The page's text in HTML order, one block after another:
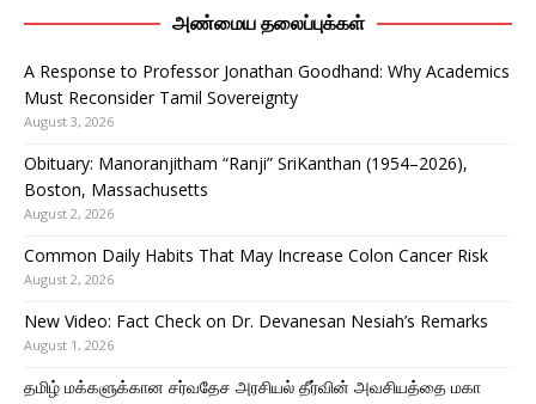
அண்மைய தலைப்புக்கள்
A Response to Professor Jonathan Goodhand: Why Academics
Must Reconsider Tamil Sovereignty
August 3, 2026
Obituary: Manoranjitham “Ranji” SriKanthan (1954–2026),
Boston, Massachusetts
August 2, 2026
Common Daily Habits That May Increase Colon Cancer Risk
August 2, 2026
New Video: Fact Check on Dr. Devanesan Nesiah’s Remarks
August 1, 2026
தமிழ் மக்களுக்கான சர்வதேச அரசியல் தீர்வின் அவசியத்தை மகா